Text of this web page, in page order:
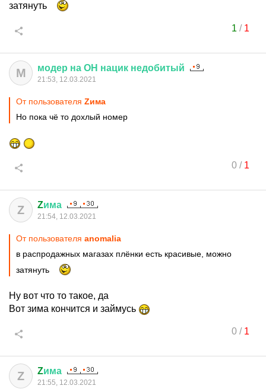
затянуть
1 / 1
М модер на ОН нацик недобитый
21:53, 12.03.2021
От пользователя Zима
Но пока чё то дохлый номер
0/ 1
Z Zима
21:54, 12.03.2021
От пользователя anomalia
в распродажных магазах плёнки есть красивые, можно
затянуть
Ну вот что то такое, да
Вот зима кончится и займусь
0/ 1
Z Zима
21:55, 12.03.2021